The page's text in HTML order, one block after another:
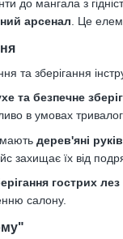
до мангала з
арсенал . Це
та зберігання
та безпечне
в умовах
мають дерев'яні
захищає їх від
гострих лез
салону.